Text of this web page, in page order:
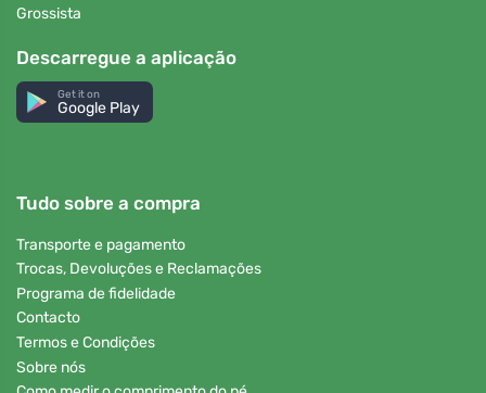
Grossista
Descarregue a aplicação
Get it on
Google Play
Tudo sobre a compra
Transporte e pagamento
Trocas, Devoluções e Reclamações
Programa de fidelidade
Contacto
Termos e Condições
Sobre nós